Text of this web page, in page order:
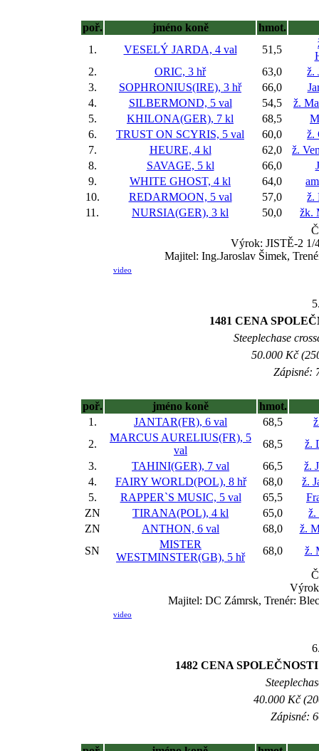
poř. jméno koně
hmot.
1.
VESELÝ JARDA, 4 val 51,5
2.
ORIC, 3 hř 63,0
ž.
3.
SOPHRONIUS(IRE), 3 hř 66,0
4.
SILBERMOND, 5 val 54,5
ž.
5.
KHILONA(GER), 7 kl 68,5
6.
TRUST ON SCYRIS, 5 val 60,0
ž.
7.
HEURE, 4 kl 62,0
ž.
8.
SAVAGE, 5 kl 66,0
9.
WHITE GHOST, 4 kl 64,0
10.
REDARMOON, 5 val 57,0
ž.
11.
NURSIA(GER), 3 kl 50,0
žk.
Výrok: JISTĚ-2 1/
Majitel: Ing.Jaroslav Šimek,
video
1481 CENA
Steeplechase
50.000 Kč
Zápisné:
poř. jméno koně
hmot.
1.
JANTAR(FR), 6 val 68,5
2.
MARCUS AURELIUS(FR), 5
val
68,5
ž.
3.
TAHINI(GER), 7 val 66,5
ž.
4.
FAIRY WORLD(POL), 8 hř 68,0
ž.
5.
RAPPER`S MUSIC, 5 val 65,5
ZN
TIRANA(POL), 4 kl 65,0
ž.
ZN
ANTHON, 6 val 68,0
ž.
SN
MISTER
WESTMINSTER(GB), 5 hř
68,0
ž.
Majitel: DC Zámrsk, Trenér:
video
1482 CENA
40.000 Kč
Zápisné: